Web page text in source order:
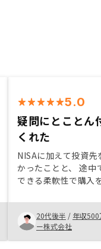
5.0
疑問にとことん
くれた
NISAに加えて投資先
かったことと、 途中
できる柔軟性で購入
不動産投資初心者に
寧に疑問に向き合っ
して最終的に購入に
できました。
20代後半 / 年収500
ー株式会社